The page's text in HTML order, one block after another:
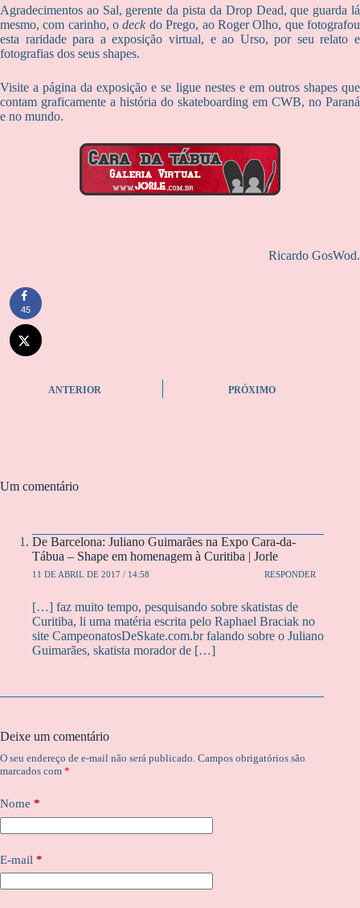
Agradecimentos ao Sal, gerente da pista da Drop Dead, que guarda lá
mesmo, com carinho, odeckdo Prego, ao Roger Olho, que fotografou
esta raridade para a exposição virtual, e ao Urso, por seu relato e
fotografias dos seus shapes.
Visite a página da exposição e se ligue nestes e em outros shapes que
contam graficamente a história do skateboarding em CWB, no Paraná
e no mundo.
Ricardo GosWod.
ANTERIOR PRÓXIMO
Um comentário
De Barcelona: Juliano Guimarães na Expo Cara-da-
Tábua – Shape em homenagem à Curitiba | Jorle
11 DE ABRIL DE 2017 / 14:58 RESPONDER
[…] faz muito tempo, pesquisando sobre skatistas de
Curitiba, li uma matéria escrita pelo Raphael Braciak no
site CampeonatosDeSkate.com.br falando sobre o Juliano
Guimarães, skatista morador de […]
Deixe um comentário
O seu endereço de e-mail não será publicado. Campos obrigatórios são
marcados com *
Nome *
E-mail *
45